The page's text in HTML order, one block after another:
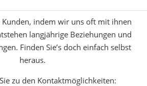
indem wir uns oft mit ihnen
langjährige Beziehungen und
Finden Sie’s doch einfach selbst
heraus.
zu den Kontaktmöglichkeiten: